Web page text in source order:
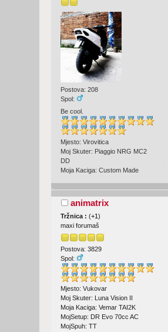
Postova: 208
Spol:
Be cool.
Mjesto: Virovitica
Moj Skuter: Piaggio NRG MC2
DD
Moja Kaciga: Custom Made
animatrix
Tržnica :(+1)
maxi forumaš
Postova: 3829
Spol:
Mjesto: Vukovar
Moj Skuter: Luna Vision II
Moja Kaciga: Vemar TAI2K
MojSetup: DR Evo 70cc AC
MojSpuh: TT